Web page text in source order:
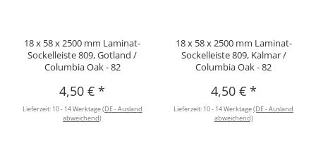
18 x 58 x 2500 mm Laminat-
Sockelleiste 809, Gotland /
Columbia Oak - 82
4,50 €*
Lieferzeit: 10 - 14 Werktage(DE - Ausland
abweichend)
18 x 58 x 2500 mm Laminat-
Sockelleiste 809, Kalmar /
Columbia Oak - 82
4,50 € *
Lieferzeit: 10 - 14 Werktage(DE - Ausland
abweichend)